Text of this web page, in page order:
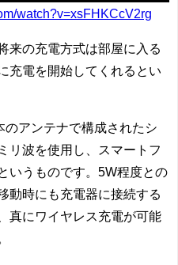
watch?v=xsFHKCcV2rg
来の充電方式は部屋に入る
充電を開始してくれるとい
のアンテナで構成されたシ
リ波を使用し、スマートフ
いうものです。5W程度との
動時にも充電器に接続する
真にワイヤレス充電が可能